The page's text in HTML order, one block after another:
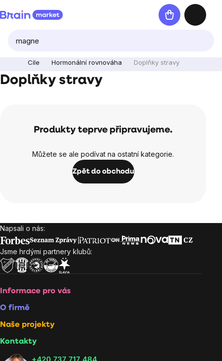
na
Nákupní
košík
Cíle Hormonální rovnováha Doplňky stravy
Doplňky stravy
Produkty teprve připravujeme.
Můžete se ale podívat na ostatní kategorie.
Zpět do obchodu
Zápatí
Napsali o nás:
Jsme hrdými partnery klubů:
Informace pro vás
O firmě
Naše projekty
Kontakty